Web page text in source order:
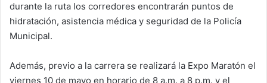
durante la ruta los corredores encontrarán puntos de
hidratación, asistencia médica y seguridad de la Policía
Municipal.
Además, previo a la carrera se realizará la Expo Maratón el
viernes 10 de mayo en horario de 8 a.m. a 8 p.m. y el